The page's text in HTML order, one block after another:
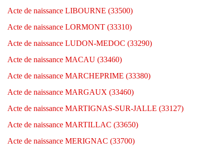
Acte de naissance LIBOURNE (33500)
Acte de naissance LORMONT (33310)
Acte de naissance LUDON-MEDOC (33290)
Acte de naissance MACAU (33460)
Acte de naissance MARCHEPRIME (33380)
Acte de naissance MARGAUX (33460)
Acte de naissance MARTIGNAS-SUR-JALLE (33127)
Acte de naissance MARTILLAC (33650)
Acte de naissance MERIGNAC (33700)